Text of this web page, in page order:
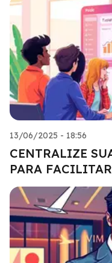
13/06/2025 - 18:56
CENTRALIZE
PARA